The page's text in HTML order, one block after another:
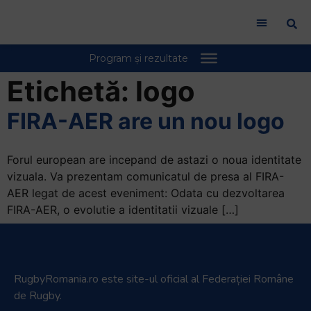
Etichetă: logo
FIRA-AER are un nou logo
Forul european are incepand de astazi o noua identitate
vizuala. Va prezentam comunicatul de presa al FIRA-
AER legat de acest eveniment: Odata cu dezvoltarea
FIRA-AER, o evolutie a identitatii vizuale […]
RugbyRomania.ro este site-ul oficial al Federației Române
de Rugby.